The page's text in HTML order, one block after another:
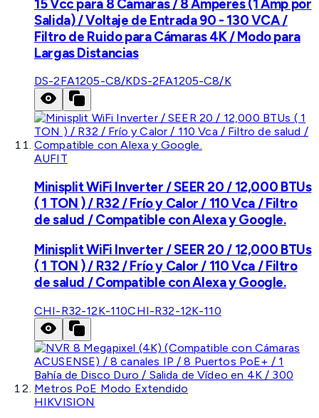
15 Vcc para 8 Cámaras / 8 Amperes (1 Amp por
Salida) / Voltaje de Entrada 90 - 130 VCA /
Filtro de Ruido para Cámaras 4K / Modo para
Largas Distancias
DS-2FA1205-C8/KDS-2FA1205-C8/K
AUFIT
Minisplit WiFi Inverter / SEER 20 / 12,000 BTUs
( 1 TON ) / R32 / Frío y Calor / 110 Vca / Filtro
de salud / Compatible con Alexa y Google.
Minisplit WiFi Inverter / SEER 20 / 12,000 BTUs
( 1 TON ) / R32 / Frío y Calor / 110 Vca / Filtro
de salud / Compatible con Alexa y Google.
CHI-R32-12K-110CHI-R32-12K-110
HIKVISION